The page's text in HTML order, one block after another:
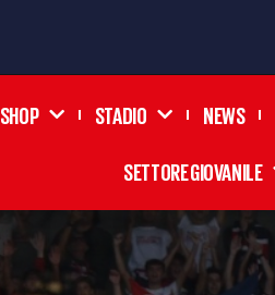
SHOP STADIO NEWS
SETTORE GIOVANILE